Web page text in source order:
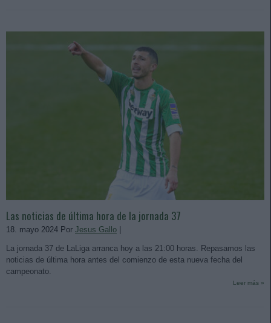
Las noticias de última hora de la jornada 37
18. mayo 2024 Por Jesus Gallo |
La jornada 37 de LaLiga arranca hoy a las 21:00 horas. Repasamos las
noticias de última hora antes del comienzo de esta nueva fecha del
campeonato.
Leer más »